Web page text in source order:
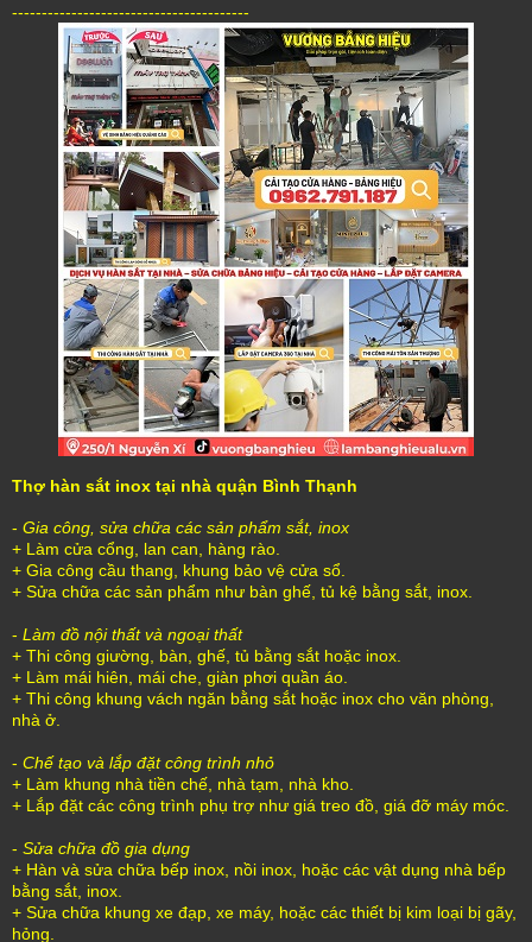
----------------------------------------
Thợ hàn sắt inox tại nhà quận Bình Thạnh
- Gia công, sửa chữa các sản phẩm sắt, inox
+ Làm cửa cổng, lan can, hàng rào.
+ Gia công cầu thang, khung bảo vệ cửa sổ.
+ Sửa chữa các sản phẩm như bàn ghế, tủ kệ bằng sắt, inox.
- Làm đồ nội thất và ngoại thất
+ Thi công giường, bàn, ghế, tủ bằng sắt hoặc inox.
+ Làm mái hiên, mái che, giàn phơi quần áo.
+ Thi công khung vách ngăn bằng sắt hoặc inox cho văn phòng,
nhà ở.
- Chế tạo và lắp đặt công trình nhỏ
+ Làm khung nhà tiền chế, nhà tạm, nhà kho.
+ Lắp đặt các công trình phụ trợ như giá treo đồ, giá đỡ máy móc.
- Sửa chữa đồ gia dụng
+ Hàn và sửa chữa bếp inox, nồi inox, hoặc các vật dụng nhà bếp
bằng sắt, inox.
+ Sửa chữa khung xe đạp, xe máy, hoặc các thiết bị kim loại bị gãy,
hỏng.